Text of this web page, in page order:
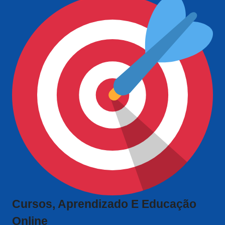
Cursos, Aprendizado E Educação
Online